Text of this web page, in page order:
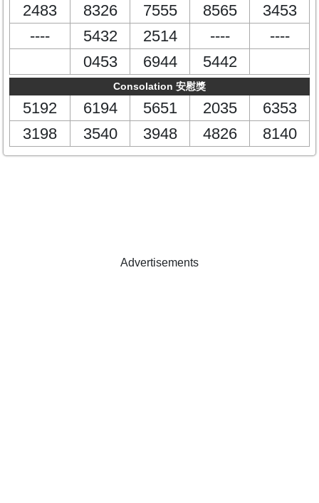
2483 8326 7555 8565
3453
----
5432 2514 ----
----
0453
6944 5442
Consolation 安慰獎
5192 6194 5651 2035
6353
3198
3540 3948 4826 8140
Advertisements